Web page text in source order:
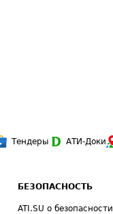
Тендеры АТИ-Доки
БЕЗОПАСНОСТЬ
ATI.SU о безопасности